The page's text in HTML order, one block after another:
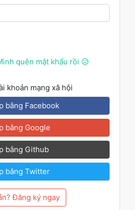
quên mật khẩu rồi 😥
khoản mạng xã hội
bằng Facebook
bằng Google
bằng Github
bằng Twitter
Đăng ký ngay